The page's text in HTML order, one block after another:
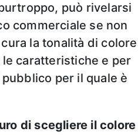
può rivelarsi
commerciale se non
la tonalità di colore
caratteristiche e per
per il quale è
di scegliere il colore